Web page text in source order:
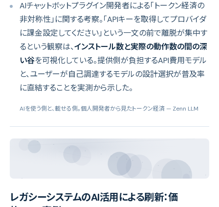
AIチャットボットプラグイン開発者による「トークン経済の
非対称性」に関する考察。「APIキーを取得してプロバイダ
に課金設定してください」という一文の前で離脱が集中す
るという観察は、インストール数と実際の動作数の間の深
い谷を可視化している。提供側が負担するAPI費用モデル
と、ユーザーが自己調達するモデルの設計選択が普及率
に直結することを実測から示した。
AIを使う側と、載せる側。個人開発者から見たトークン経済 — Zenn LLM
レガシーシステムのAI活用による刷新：価